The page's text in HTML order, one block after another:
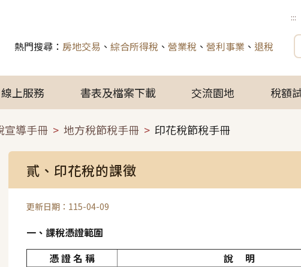
:::
熱門搜尋： 房地交易 、 綜合所得稅 、 營業稅 、 營利事業 、 退稅
線上服務 書表及檔案下載 交流園地 稅額
宣導手冊 地方稅節稅手冊 印花稅節稅手冊
貳、印花稅的課徵
更新日期：115-04-09
一、課稅憑證範圍
憑 證 名 稱
說 明